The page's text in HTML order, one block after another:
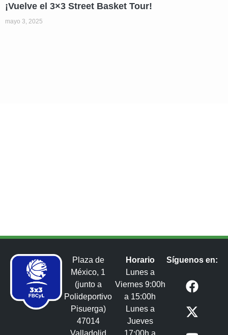
¡Vuelve el 3×3 Street Basket Tour!
mayo 3, 2025
Plaza de
México, 1
(junto a
Polideportivo
Pisuerga)
47014
Valladolid
Horario
Lunes a
Viernes 9:00h
a 15:00h
Lunes a
Jueves
17:00h a
Síguenos en: